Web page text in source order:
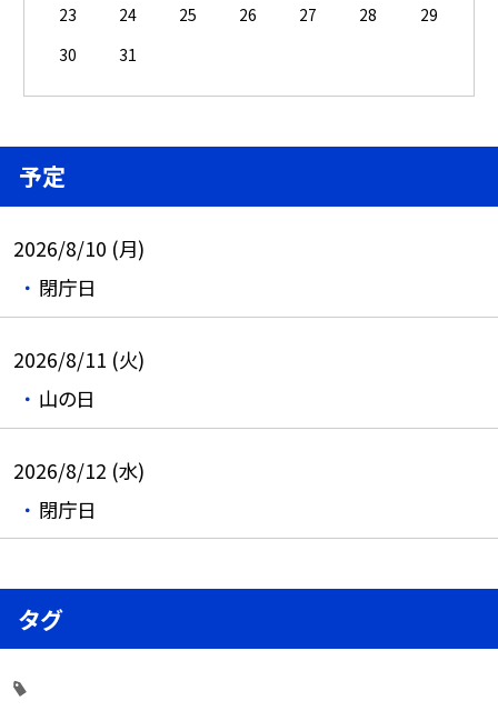
23
24 25 26 27 28
29
30
31
予定
2026/8/10 (月)
閉庁日
2026/8/11 (火)
山の日
2026/8/12 (水)
閉庁日
タグ